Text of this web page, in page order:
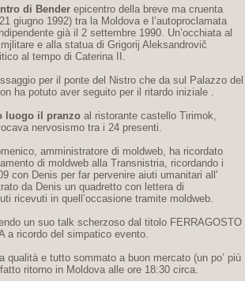
di Bender epicentro della breve ma cruenta
giugno 1992) tra la Moldova e l’autoproclamata
già il 2 settembre 1990. Un’occhiata al
e alla statua di Grigorij Aleksandrovič
al tempo di Caterina II.
per il ponte del Nistro che da sul Palazzo del
ha potuto aver seguito per il ritardo iniziale .
luogo il pranzo al ristorante castello Tirimok,
nervosismo tra i 24 presenti.
amministratore di moldweb, ha ricordato
di moldweb alla Transnistria, ricordando i
con Denis per far pervenire aiuti umanitari all'
da Denis un quadretto con lettera di
ricevuti in quell’occasione tramite moldweb.
un suo talk scherzoso dal titolo FERRAGOSTO
a ricordo del simpatico evento.
qualità e tutto sommato a buon mercato (un po’ più
ritorno in Moldova alle ore 18:30 circa.